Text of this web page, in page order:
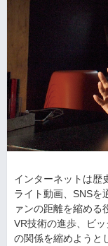
インターネットは歴
ライト動画、SNS
ァンの距離を縮める
VR技術の進歩、ビ
の関係を縮めようと